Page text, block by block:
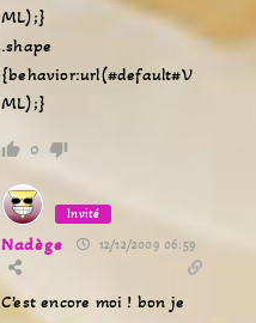
ML);}
.shape
{behavior:url(#default#V
ML);}
0
Invité
Nadège 12/12/2009 06:59
C’est encore moi ! bon je